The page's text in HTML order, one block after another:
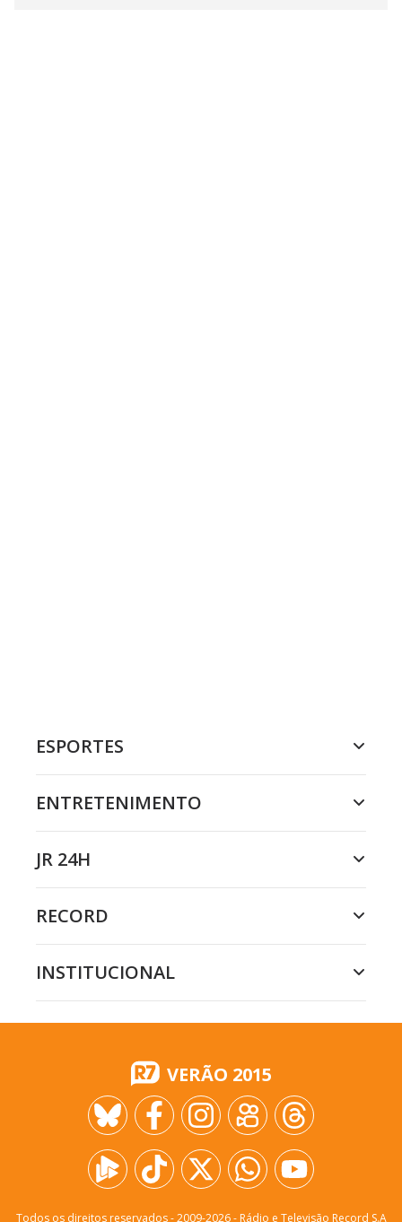
ESPORTES
ENTRETENIMENTO
JR 24H
RECORD
INSTITUCIONAL
VERÃO 2015
Todos os direitos reservados - 2009-2026- Rádio e Televisão Record S.A